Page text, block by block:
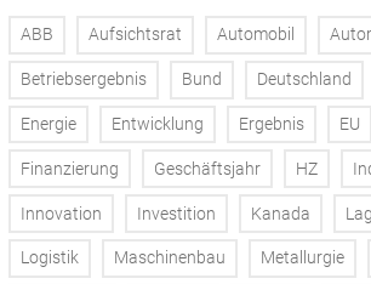
ABB Aufsichtsrat Automobil
Betriebsergebnis Bund Deutschland
Energie Entwicklung Ergebnis EU
Finanzierung Geschäftsjahr HZ
Innovation Investition Kanada
Logistik Maschinenbau Metallurgie